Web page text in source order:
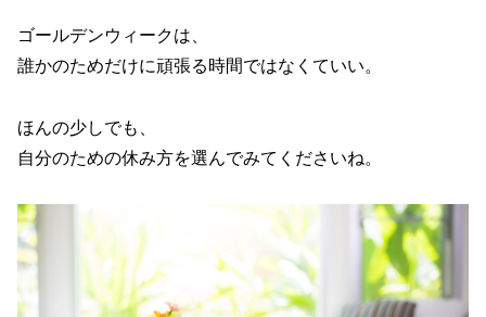
ゴールデンウィークは、
誰かのためだけに頑張る時間ではなくていい。
ほんの少しでも、
自分のための休み方を選んでみてくださいね。